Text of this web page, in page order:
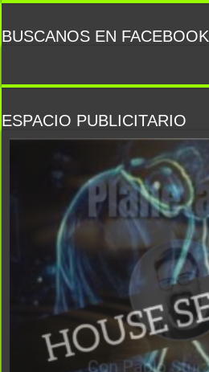
BUSCANOS EN FACEBOOK
ESPACIO PUBLICITARIO